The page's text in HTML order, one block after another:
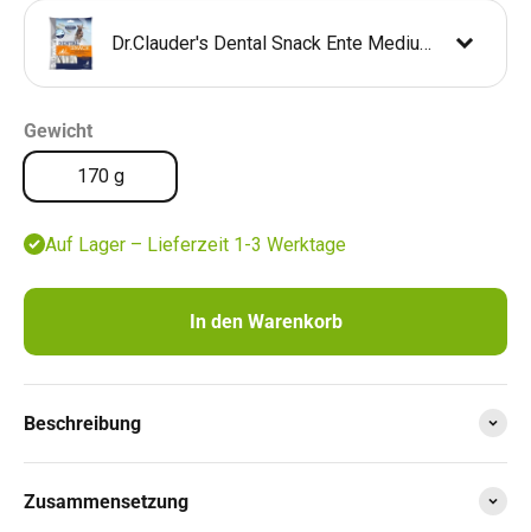
Dr.Clauder's Dental Snack Ente Medium 170 g
Dr.Clauder's Dental Snack Ente Small 80 g
Gewicht
170 g
Auf Lager – Lieferzeit 1-3 Werktage
In den Warenkorb
Beschreibung
Zusammensetzung